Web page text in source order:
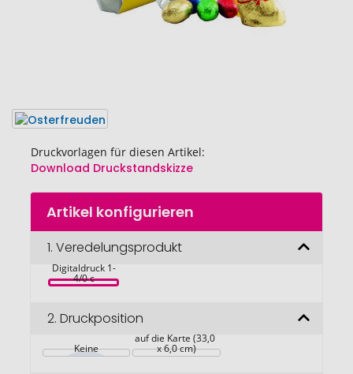
Druckvorlagen für diesen Artikel:
Download Druckstandskizze
Zum
Anfang
Bildgalerie
springen
Artikel konfigurieren
1. Veredelungsprodukt
Osterfreuden,
Digitaldruck 1-
4/0 c
2. Druckposition
Keine
auf die Karte (33,0
x 6,0 cm)